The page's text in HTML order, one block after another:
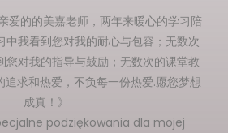
爱的的美嘉老师，两年来暖心的学习陪
中我看到您对我的耐心与包容；无数次
您对我的指导与鼓励；无数次的课堂教
求和热爱，不负每一份热爱.愿您梦想
成真！》
podziękowania dla mojej